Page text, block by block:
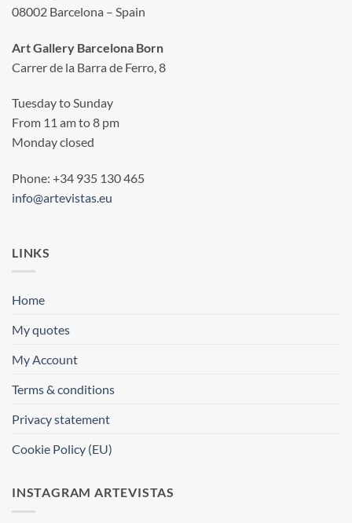
08002 Barcelona – Spain
Art Gallery Barcelona Born
Carrer de la Barra de Ferro, 8
Tuesday to Sunday
From 11 am to 8 pm
Monday closed
Phone: +34 935 130 465
info@artevistas.eu
LINKS
Home
My quotes
My Account
Terms & conditions
Privacy statement
Cookie Policy (EU)
INSTAGRAM ARTEVISTAS